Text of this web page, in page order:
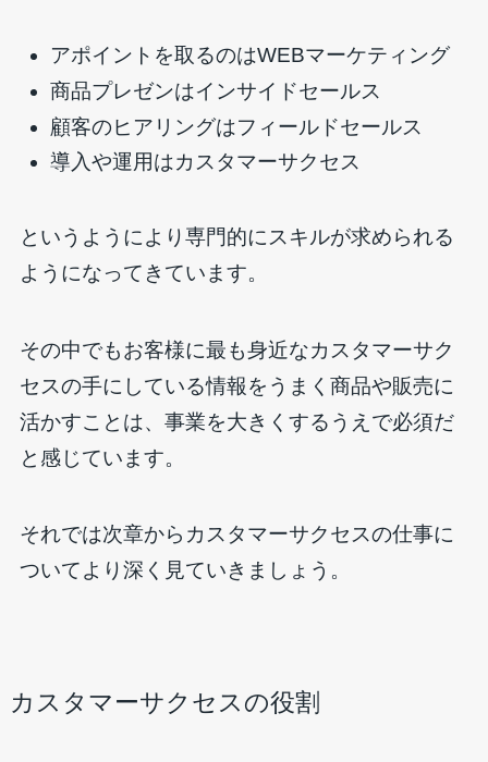
アポイントを取るのはWEBマーケティング
商品プレゼンはインサイドセールス
顧客のヒアリングはフィールドセールス
導入や運用はカスタマーサクセス
というようにより専門的にスキルが求められる
ようになってきています。
その中でもお客様に最も身近なカスタマーサク
セスの手にしている情報をうまく商品や販売に
活かすことは、事業を大きくするうえで必須だ
と感じています。
それでは次章からカスタマーサクセスの仕事に
ついてより深く見ていきましょう。
カスタマーサクセスの役割